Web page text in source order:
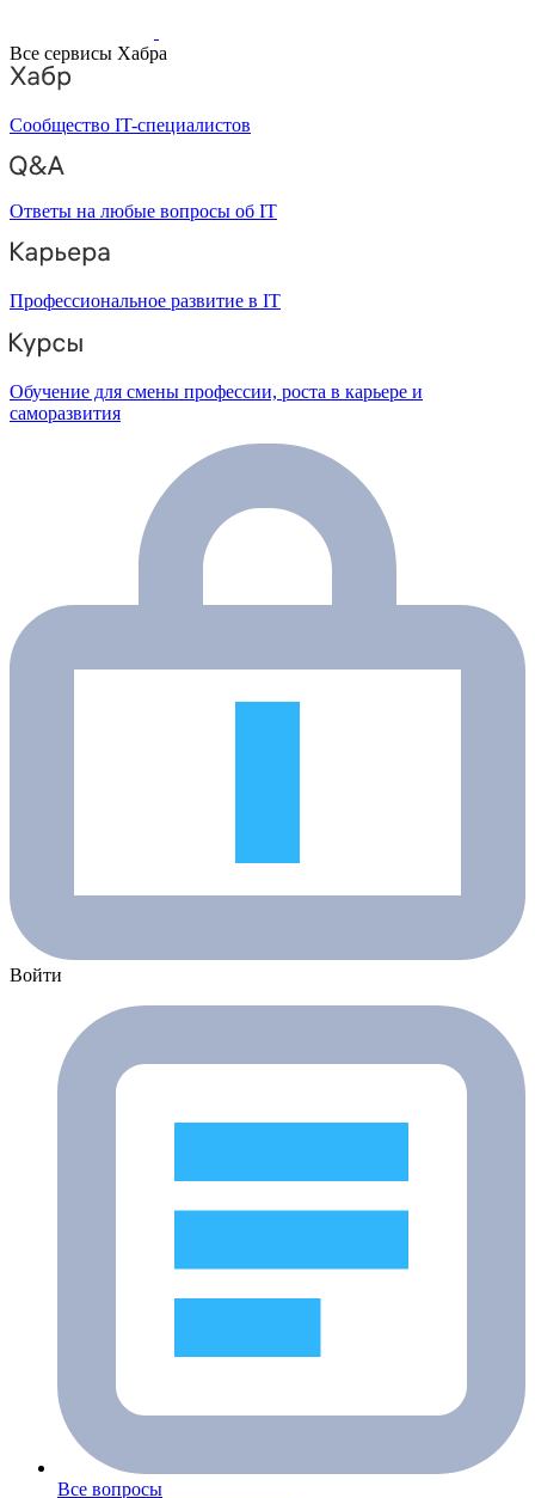
Все сервисы Хабра
Сообщество IT-специалистов
Ответы на любые вопросы об IT
Профессиональное развитие в IT
Обучение для смены профессии, роста в карьере и
саморазвития
Войти
Все вопросы